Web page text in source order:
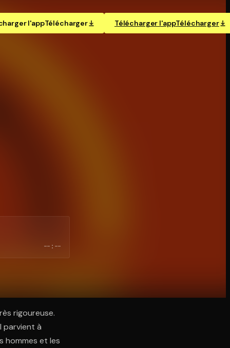
l'appTélécharger Télécharger l'appTélécharger
--:--
rigoureuse.
parvient à
hommes et les